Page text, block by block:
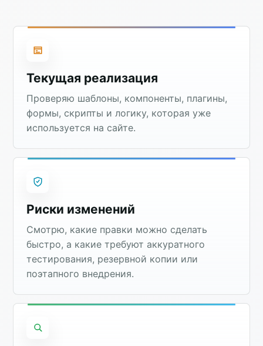
Текущая реализация
Проверяю шаблоны, компоненты, плагины,
формы, скрипты и логику, которая уже
используется на сайте.
Риски изменений
Смотрю, какие правки можно сделать
быстро, а какие требуют аккуратного
тестирования, резервной копии или
поэтапного внедрения.